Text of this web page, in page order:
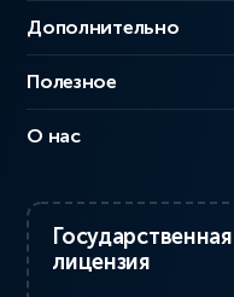
Дополнительно
Полезное
О нас
Государственная
лицензия